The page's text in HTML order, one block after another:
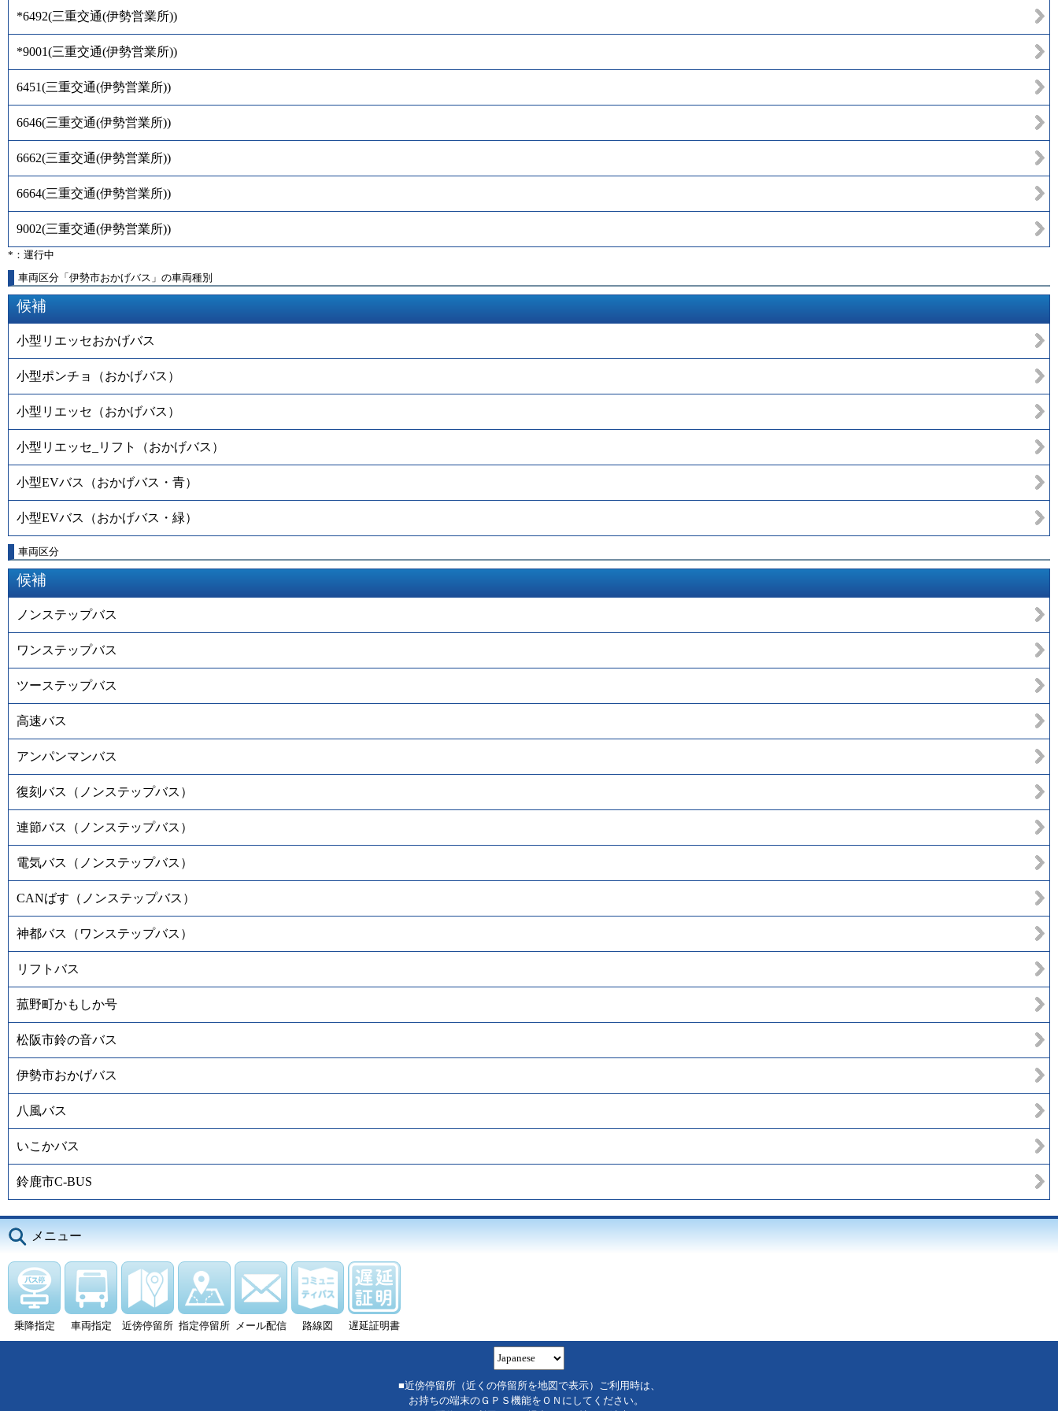
*6492(三重交通(伊勢営業所))
*9001(三重交通(伊勢営業所))
6451(三重交通(伊勢営業所))
6646(三重交通(伊勢営業所))
6662(三重交通(伊勢営業所))
6664(三重交通(伊勢営業所))
9002(三重交通(伊勢営業所))
*：運行中
車両区分「伊勢市おかげバス」の車両種別
候補
小型リエッセおかげバス
小型ポンチョ（おかげバス）
小型リエッセ（おかげバス）
小型リエッセ_リフト（おかげバス）
小型EVバス（おかげバス・青）
小型EVバス（おかげバス・緑）
車両区分
候補
ノンステップバス
ワンステップバス
ツーステップバス
高速バス
アンパンマンバス
復刻バス（ノンステップバス）
連節バス（ノンステップバス）
電気バス（ノンステップバス）
CANばす（ノンステップバス）
神都バス（ワンステップバス）
リフトバス
菰野町かもしか号
松阪市鈴の音バス
伊勢市おかげバス
八風バス
いこかバス
鈴鹿市C-BUS
メニュー
乗降指定 車両指定 近傍停留所 指定停留所 メール配信 路線図 遅延証明書
■近傍停留所（近くの停留所を地図で表示）ご利用時は、
お持ちの端末のＧＰＳ機能をＯＮにしてください。